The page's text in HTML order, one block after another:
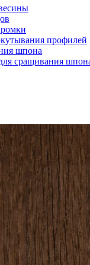
профилей
шпона
сращивания